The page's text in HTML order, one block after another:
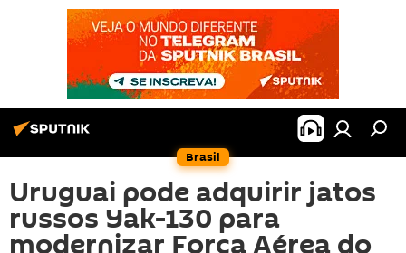
Brasil
Uruguai pode adquirir jatos
russos Yak-130 para